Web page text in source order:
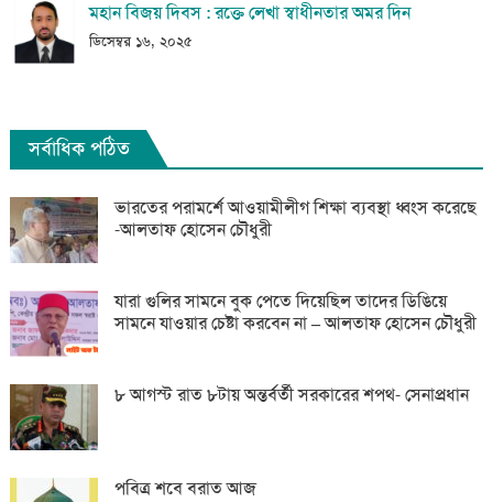
মহান বিজয় দিবস : রক্তে লেখা স্বাধীনতার অমর দিন
ডিসেম্বর ১৬, ২০২৫
সর্বাধিক পঠিত
ভারতের পরামর্শে আওয়ামীলীগ শিক্ষা ব্যবস্থা ধ্বংস করেছে
-আলতাফ হোসেন চৌধুরী
যারা গুলির সামনে বুক পেতে দিয়েছিল তাদের ডিঙিয়ে
সামনে যাওয়ার চেষ্টা করবেন না – আলতাফ হোসেন চৌধুরী
৮ আগস্ট রাত ৮টায় অন্তর্বর্তী সরকারের শপথ- সেনাপ্রধান
পবিত্র শবে বরাত আজ